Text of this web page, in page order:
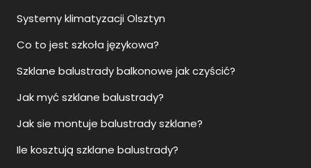
Systemy klimatyzacji Olsztyn
Co to jest szkoła językowa?
Szklane balustrady balkonowe jak czyścić?
Jak myć szklane balustrady?
Jak sie montuje balustrady szklane?
Ile kosztują szklane balustrady?